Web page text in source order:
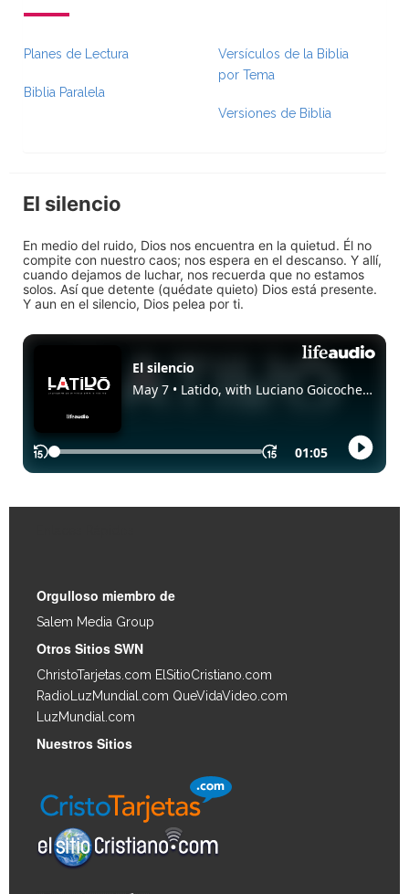
Planes de Lectura
Biblia Paralela
Versículos de la Biblia
por Tema
Versiones de Biblia
El silencio
En medio del ruido, Dios nos encuentra en la quietud. Él no
compite con nuestro caos; nos espera en el descanso. Y allí,
cuando dejamos de luchar, nos recuerda que no estamos
solos. Así que detente (quédate quieto) Dios está presente.
Y aun en el silencio, Dios pelea por ti.
Orgulloso miembro de
Salem Media Group
Otros Sitios SWN
ChristoTarjetas.com ElSitioCristiano.com
RadioLuzMundial.com QueVidaVideo.com
LuzMundial.com
Nuestros Sitios